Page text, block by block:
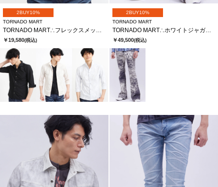
2BUY10%
TORNADO MART
TORNADO MART∴フレックスメッシュレースJQ7分袖シャツ
￥19,580(税込)
2BUY10%
TORNADO MART
TORNADO MART∴ホワイトジャガーベルボトム
￥49,500(税込)